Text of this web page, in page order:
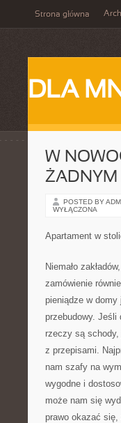
Strona główna
DLA
W
ŻADNYM
POSTED BY
WYŁĄCZONA
Apartament w
Niemało
zamówienie
pieniądze w domy
przebudowy.
rzeczy są
z przepisami.
nam szafy na
wygodne i
może nam się
prawo okazać